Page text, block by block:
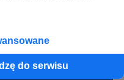
do serwisu
się i przejdź dalej